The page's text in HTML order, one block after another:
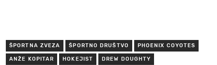
ŠPORTNA ZVEZA ŠPORTNO DRUŠTVO PHOENIX COYOTES
ANŽE KOPITAR HOKEJIST DREW DOUGHTY